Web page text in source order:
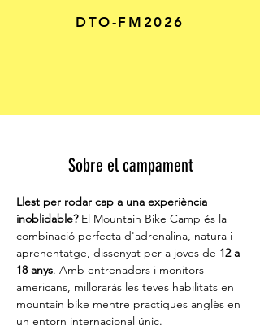
DTO-FM2026
Sobre el campament
Llest per rodar cap a una experiència
inoblidable? El Mountain Bike Camp és la
combinació perfecta d'adrenalina, natura i
aprenentatge, dissenyat per a joves de 12 a
18 anys. Amb entrenadors i monitors
americans, milloraràs les teves habilitats en
mountain bike mentre practiques anglès en
un entorn internacional únic.